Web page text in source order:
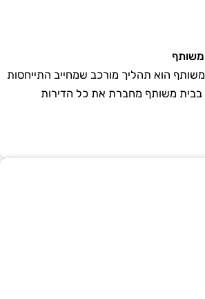
משותף
משותף הוא תהליך מורכב שמחייב התייחסות
בבית משותף מחברת את כל הדירות